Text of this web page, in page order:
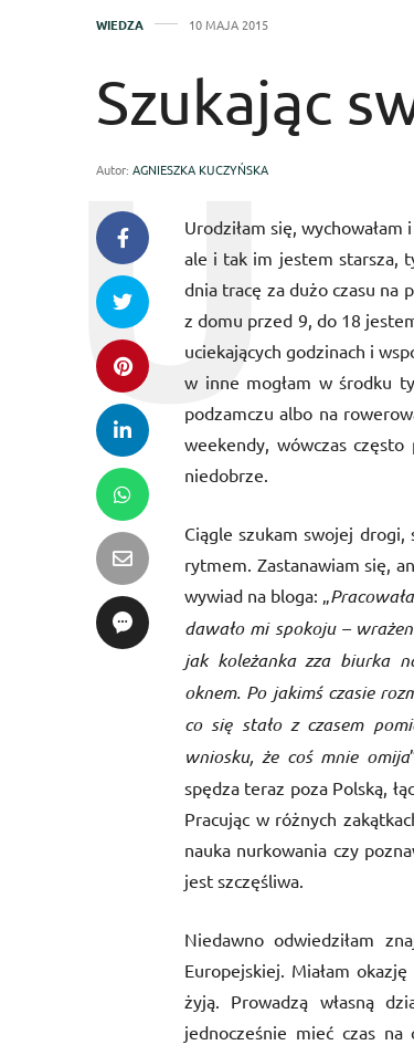
WIEDZA 10 MAJA 2015
Szukając
Autor: AGNIESZKA KUCZYŃSKA
Urodziłam się,
ale i tak im jestem starsza,
dnia tracę za dużo czasu na
z domu przed 9, do 18
uciekających godzinach i
w inne mogłam w środku
podzamczu albo na
weekendy, wówczas
niedobrze.
Ciągle szukam swojej
rytmem. Zastanawiam się,
wywiad na bloga: „
dawało mi spokoju –
jak koleżanka zza biurka
oknem. Po jakimś czasie
co się stało z czasem
wniosku, że coś mnie omija
spędza teraz poza Polską,
Pracując w różnych
nauka nurkowania czy
jest szczęśliwa.
Niedawno odwiedziłam
Europejskiej. Miałam
żyją. Prowadzą własną
jednocześnie mieć czas